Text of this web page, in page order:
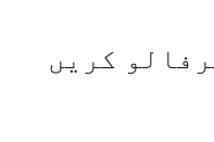
کریں